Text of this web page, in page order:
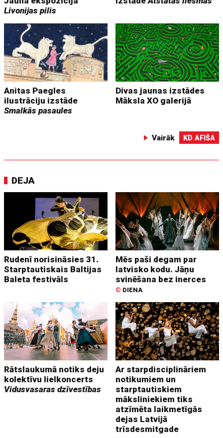
Livonijas pilis
Anitas Paegles
ilustrāciju izstāde
Smalkās pasaules
Divas jaunas izstādes
Māksla XO galerijā
Vairāk KD AFIŠA
DEJA
Rudenī norisināsies 31.
Starptautiskais Baltijas
Baleta festivāls
Mēs paši degam par
latvisko kodu. Jāņu
svinēšana bez inerces
© DIENA
Rātslaukumā notiks deju
kolektīvu lielkoncerts
Vidusvasaras dzīvestības
Ar starpdisciplināriem
notikumiem un
starptautiskiem
māksliniekiem tiks
atzīmēta laikmetīgās
dejas Latvijā
trīsdesmitgade